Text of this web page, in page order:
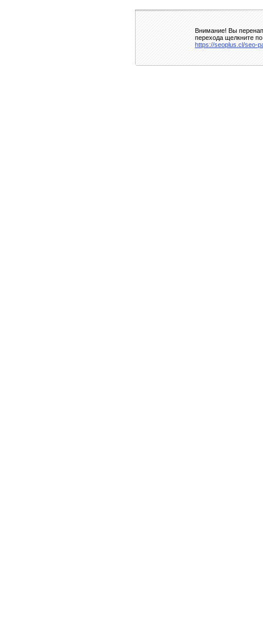
Внимание! Вы
перехода щелкните
https://seoplus.cl/seo-